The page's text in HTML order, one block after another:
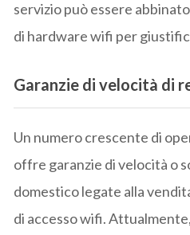
servizio può essere
di hardware wifi per
Garanzie di velocità di
Un numero crescente di
offre garanzie di velocità o
domestico legate alla
di accesso wifi.